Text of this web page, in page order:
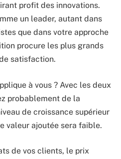
profit des innovations.
un leader, autant dans
que dans votre approche
procure les plus grands
satisfaction.
à vous ? Avec les deux
probablement de la
de croissance supérieur
valeur ajoutée sera faible.
de vos clients, le prix